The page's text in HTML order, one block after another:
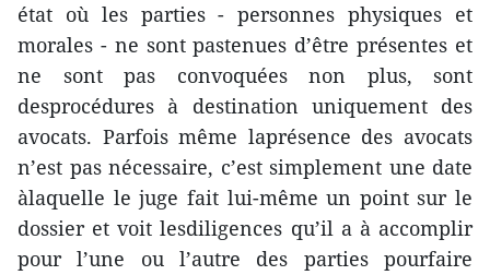
état où les parties - personnes physiques et
morales - ne sont pastenues d’être présentes et
ne sont pas convoquées non plus, sont
desprocédures à destination uniquement des
avocats. Parfois même laprésence des avocats
n’est pas nécessaire, c’est simplement une date
àlaquelle le juge fait lui-même un point sur le
dossier et voit lesdiligences qu’il a à accomplir
pour l’une ou l’autre des parties pourfaire